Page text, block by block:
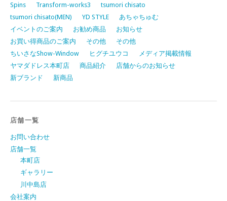
Spins
Transform-works3
tsumori chisato
tsumori chisato(MEN)
YD STYLE
あちゃちゅむ
イベントのご案内
お勧め商品
お知らせ
お買い得商品のご案内
その他
その他
ちいさなShow-Window
ヒグチユウコ
メディア掲載情報
ヤマダドレス本町店
商品紹介
店舗からのお知らせ
新ブランド
新商品
店舗一覧
お問い合わせ
店舗一覧
本町店
ギャラリー
川中島店
会社案内